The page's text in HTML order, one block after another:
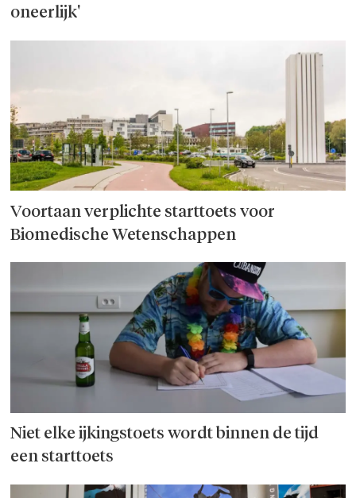
oneerlijk'
Voortaan verplichte starttoets voor
Biomedische Wetenschappen
Niet elke ijkingstoets wordt binnen de tijd
een starttoets